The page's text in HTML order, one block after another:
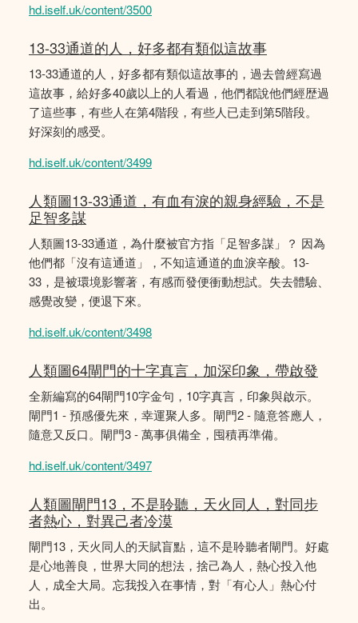
hd.iself.uk/content/3500
13-33通道的人，好多都有類似這故事
13-33通道的人，好多都有類似這故事的，過去曾經寫過
這故事，給好多40歲以上的人看過，他們都說他們經歴過
了這些事，有些人在第4階段，有些人已走到第5階段。
好深刻的感受。
hd.iself.uk/content/3499
人類圖13-33通道，有血有淚的親身經驗，不是
足智多謀
人類圖13-33通道，為什麼被官方指「足智多謀」？ 因為
他們都「沒有這通道」，不知這通道的血淚辛酸。13-
33，是被環境影響著，有感而發便衝動想試。失去體驗、
感覺改變，便退下來。
hd.iself.uk/content/3498
人類圖64閘門的十字真言，加深印象，帶啟發
全新編寫的64閘門10字金句，10字真言，印象與啟示。
閘門1 - 預感優先來，幸運聚人多。閘門2 - 隨意答應人，
隨意又反口。閘門3 - 萬事俱備全，囤積再準備。
hd.iself.uk/content/3497
人類圖閘門13，不是聆聽，天火同人，對同步
者熱心，對異己者冷漠
閘門13，天火同人的天賦盲點，這不是聆聽者閘門。好處
是心地善良，世界大同的想法，捨己為人，熱心投入他
人，成全大局。忘我投入在事情，對「有心人」熱心付
出。